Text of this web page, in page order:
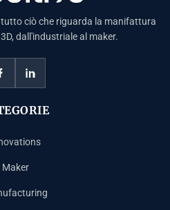
ciò che riguarda la manifattura
dall'industriale al maker.
Maker